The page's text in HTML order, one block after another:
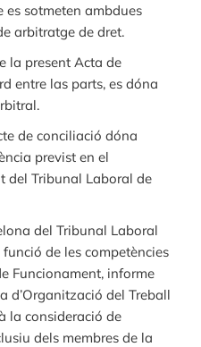
es sotmeten ambdues
arbitratge de dret.
la present Acta de
entre las parts, es dóna
de conciliació dóna
previst en el
del Tribunal Laboral de
del Tribunal Laboral
de les competències
Funcionament, informe
d’Organització del Treball
la consideració de
dels membres de la